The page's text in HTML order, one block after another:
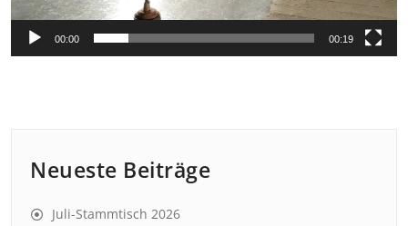
00:00 00:19
Neueste Beiträge
Juli-Stammtisch 2026